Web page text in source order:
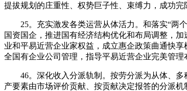
提拔规划的庄重性、权势巨子性、束缚力，成功完
25。充实激发各类运营从体活力。和落实“两个
国资国企，推进国有经济结构优化和布局调整，
业和平易近营企业家权益，成立惠企政策曲通快
全国有企业公司管理，指导平易近营企业完美管理
46。深化收入分派轨制。按劳分派为从体、多
产要素由市场评价贡献、按贡献决定报答的分派